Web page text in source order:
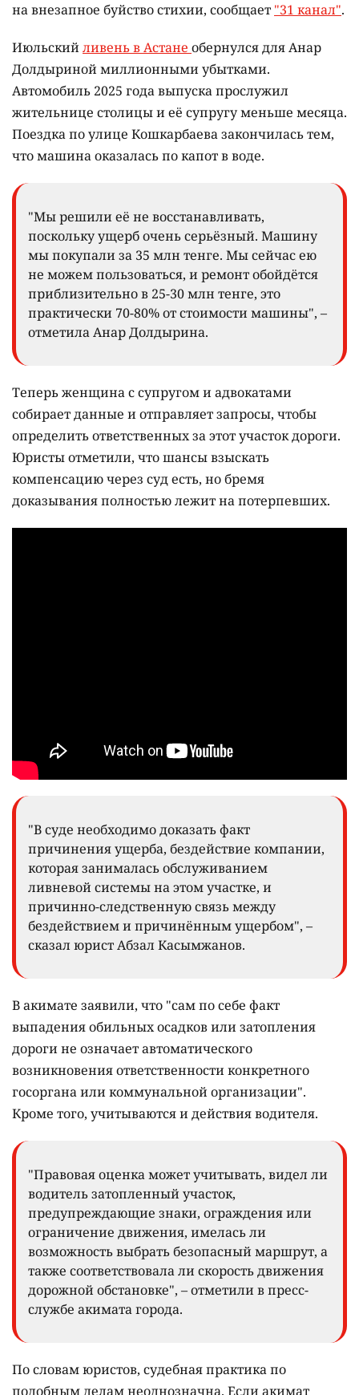
на внезапное буйство стихии, сообщает "31 канал".
Июльскийливень в Астане обернулся для Анар
Долдыриной миллионными убытками.
Автомобиль 2025 года выпуска прослужил
жительнице столицы и её супругу меньше месяца.
Поездка по улице Кошкарбаева закончилась тем,
что машина оказалась по капот в воде.
"Мы решили её не восстанавливать,
поскольку ущерб очень серьёзный. Машину
мы покупали за 35 млн тенге. Мы сейчас ею
не можем пользоваться, и ремонт обойдётся
приблизительно в 25-30 млн тенге, это
практически 70-80% от стоимости машины", –
отметила Анар Долдырина.
Теперь женщина с супругом и адвокатами
собирает данные и отправляет запросы, чтобы
определить ответственных за этот участок дороги.
Юристы отметили, что шансы взыскать
компенсацию через суд есть, но бремя
доказывания полностью лежит на потерпевших.
"В суде необходимо доказать факт
причинения ущерба, бездействие компании,
которая занималась обслуживанием
ливневой системы на этом участке, и
причинно-следственную связь между
бездействием и причинённым ущербом", –
сказал юрист Абзал Касымжанов.
В акимате заявили, что "сам по себе факт
выпадения обильных осадков или затопления
дороги не означает автоматического
возникновения ответственности конкретного
госоргана или коммунальной организации".
Кроме того, учитываются и действия водителя.
"Правовая оценка может учитывать, видел ли
водитель затопленный участок,
предупреждающие знаки, ограждения или
ограничение движения, имелась ли
возможность выбрать безопасный маршрут, а
также соответствовала ли скорость движения
дорожной обстановке", – отметили в пресс-
службе акимата города.
По словам юристов, судебная практика по
подобным делам неоднозначна. Если акимат